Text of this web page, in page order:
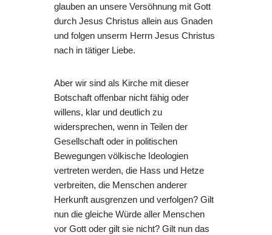
glauben an unsere Versöhnung mit Gott
durch Jesus Christus allein aus Gnaden
und folgen unserm Herrn Jesus Christus
nach in tätiger Liebe.
Aber wir sind als Kirche mit dieser
Botschaft offenbar nicht fähig oder
willens, klar und deutlich zu
widersprechen, wenn in Teilen der
Gesellschaft oder in politischen
Bewegungen völkische Ideologien
vertreten werden, die Hass und Hetze
verbreiten, die Menschen anderer
Herkunft ausgrenzen und verfolgen? Gilt
nun die gleiche Würde aller Menschen
vor Gott oder gilt sie nicht? Gilt nun das